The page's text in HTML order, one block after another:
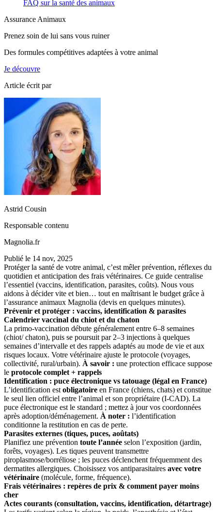
FAQ sur la santé des animaux
Assurance Animaux
Prenez soin de lui sans vous ruiner
Des formules compétitives adaptées à votre animal
Je découvre
Article écrit par
Astrid Cousin
Responsable contenu
Magnolia.fr
Publié le 14 nov, 2025
Protéger la santé de votre animal, c’est mêler prévention, réflexes du
quotidien et anticipation des frais vétérinaires. Ce guide centralise
l’essentiel (vaccins, identification, parasites, coûts). Nous vous
aidons à décider vite et bien… tout en maîtrisant le budget grâce à
l’assurance animaux Magnolia (devis en quelques minutes).
Prévenir et protéger : vaccins, identification & parasites
Calendrier vaccinal du chiot et du chaton
La primo-vaccination débute généralement entre 6–8 semaines
(chiot/ chaton), puis se poursuit par 2–3 injections à quelques
semaines d’intervalle et des rappels adaptés au mode de vie et aux
risques locaux. Votre vétérinaire ajuste le protocole (voyages,
collectivité, rural/urbain). À savoir : une protection efficace suppose
le protocole complet + rappels
Identification : puce électronique vs tatouage (légal en France)
L’identification est obligatoire en France (chiens, chats) et constitue
le seul lien officiel entre l’animal et son propriétaire (I-CAD). La
puce électronique est le standard ; mettez à jour vos coordonnées
après adoption/déménagement. À noter : l’identification
conditionne la restitution en cas de perte.
Parasites externes (tiques, puces, aoûtats)
Planifiez une prévention toute l’année selon l’exposition (jardin,
forêts, voyages). Les tiques peuvent transmettre
piroplasmose/borréliose ; les puces déclenchent fréquemment des
dermatites allergiques. Choisissez vos antiparasitaires avec votre
vétérinaire (molécule, forme, fréquence).
Frais vétérinaires : repères de prix & comment payer moins
cher
Actes courants (consultation, vaccins, identification, détartrage)